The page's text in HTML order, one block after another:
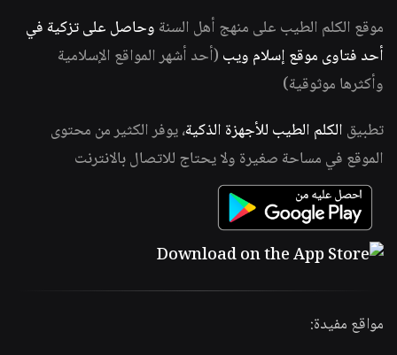
موقع الكلم الطيب على منهج أهل السنة وحاصل على تزكية في
أحد فتاوى موقع إسلام ويب (أحد أشهر المواقع الإسلامية
وأكثرها موثوقية)
تطبيق الكلم الطيب للأجهزة الذكية، يوفر الكثير من محتوى
الموقع في مساحة صغيرة ولا يحتاج للاتصال بالانترنت
مواقع مفيدة: